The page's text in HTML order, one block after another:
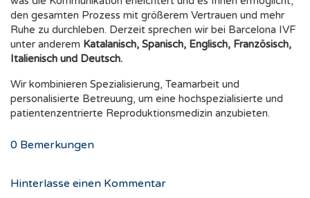
den gesamten Prozess mit größerem Vertrauen und mehr
Ruhe zu durchleben. Derzeit sprechen wir bei Barcelona IVF
unter anderem Katalanisch, Spanisch, Englisch, Französisch,
Italienisch und Deutsch.
Wir kombinieren Spezialisierung, Teamarbeit und
personalisierte Betreuung, um eine hochspezialisierte und
patientenzentrierte Reproduktionsmedizin anzubieten.
0 Bemerkungen
Hinterlasse einen Kommentar